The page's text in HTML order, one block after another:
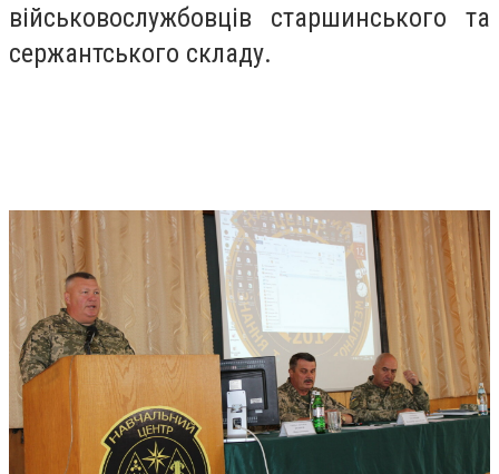
військовослужбовців старшинського та
сержантського складу.